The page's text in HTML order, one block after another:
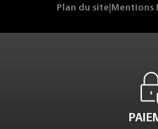
Plan du site Mentions